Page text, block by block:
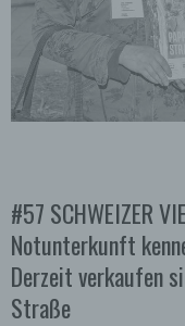
#57 SCHWEIZER
Notunterkunft
Derzeit verkaufen
Straße